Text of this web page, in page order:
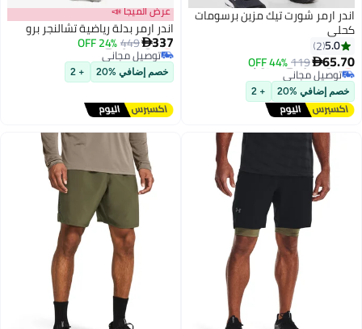
اندر ارمر شورت تيك مزين برسومات
كحلي
5.0
2
65.70
119
44% OFFأقل سعر في 30 يوم
توصيل مجاني
أقل سعر في 30 يوم
خصم إضافي %20 + 2
2
عرض الميجا 📣
اندر ارمر بدلة رياضية تشالنجر برو
337
449
24% OFF
أقل سعر في السنة
توصيل مجاني
أقل سعر في السنة
خصم إضافي %20 + 2